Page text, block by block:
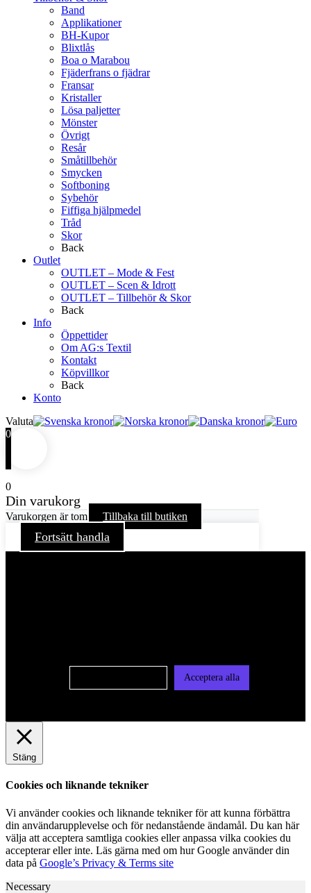
Band
Applikationer
BH-Kupor
Blixtlås
Boa o Marabou
Fjäderfrans o fjädrar
Fransar
Kristaller
Lösa paljetter
Mönster
Övrigt
Resår
Småtillbehör
Smycken
Softboning
Sybehör
Fiffiga hjälpmedel
Tråd
Skor
Back
Outlet
OUTLET – Mode & Fest
OUTLET – Scen & Idrott
OUTLET – Tillbehör & Skor
Back
Info
Öppettider
Om AG:s Textil
Kontakt
Köpvillkor
Back
Konto
Valuta
0
0
Din varukorg
Varukorgen är tom Tillbaka till butiken
Fortsätt handla
Acceptera alla
Stäng
Cookies och liknande tekniker
Vi använder cookies och liknande tekniker för att kunna förbättra
din användarupplevelse och för nedanstående ändamål. Du kan här
välja att acceptera samtliga cookies eller anpassa vilka cookies du
accepterar eller inte. Läs gärna med om hur Google använder din
data på Google’s Privacy & Terms site
Necessary